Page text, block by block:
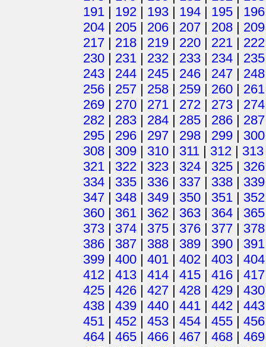
191 | 192 | 193 | 194 | 195 | 196
204 | 205 | 206 | 207 | 208 | 209
217 | 218 | 219 | 220 | 221 | 222
230 | 231 | 232 | 233 | 234 | 235
243 | 244 | 245 | 246 | 247 | 248
256 | 257 | 258 | 259 | 260 | 261
269 | 270 | 271 | 272 | 273 | 274
282 | 283 | 284 | 285 | 286 | 287
295 | 296 | 297 | 298 | 299 | 300
308 | 309 | 310 | 311 | 312 | 313
321 | 322 | 323 | 324 | 325 | 326
334 | 335 | 336 | 337 | 338 | 339
347 | 348 | 349 | 350 | 351 | 352
360 | 361 | 362 | 363 | 364 | 365
373 | 374 | 375 | 376 | 377 | 378
386 | 387 | 388 | 389 | 390 | 391
399 | 400 | 401 | 402 | 403 | 404
412 | 413 | 414 | 415 | 416 | 417
425 | 426 | 427 | 428 | 429 | 430
438 | 439 | 440 | 441 | 442 | 443
451 | 452 | 453 | 454 | 455 | 456
464 | 465 | 466 | 467 | 468 | 469